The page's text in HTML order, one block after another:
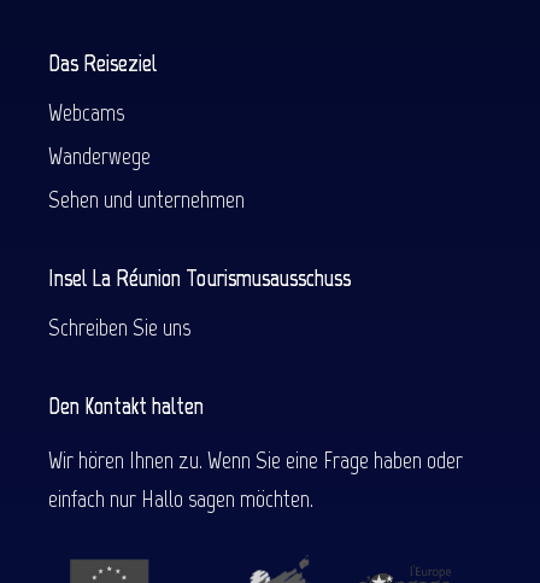
Das Reiseziel
Webcams
Wanderwege
Sehen und unternehmen
Insel La Réunion Tourismusausschuss
Schreiben Sie uns
Den Kontakt halten
Wir hören Ihnen zu. Wenn Sie eine Frage haben oder
einfach nur Hallo sagen möchten.